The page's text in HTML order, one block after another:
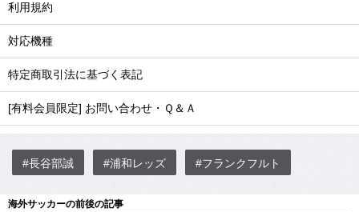
利用規約
対応機種
特定商取引法に基づく表記
[有料会員限定] お問い合わせ・Ｑ＆Ａ
#長谷部誠 #浦和レッズ #フランクフルト
海外サッカーの前後の記事